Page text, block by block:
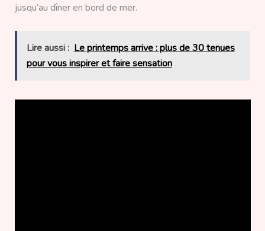
jusqu’au dîner en bord de mer.
Lire aussi : Le printemps arrive : plus de 30 tenues
pour vous inspirer et faire sensation